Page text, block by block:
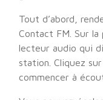
Tout d’abord,
Contact FM. Sur la
lecteur audio qui
station. Cliquez
commencer à